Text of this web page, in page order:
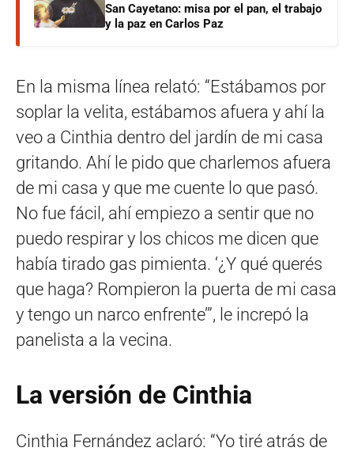
San Cayetano: misa por el pan, el trabajo
y la paz en Carlos Paz
En la misma línea relató: “Estábamos por
soplar la velita, estábamos afuera y ahí la
veo a Cinthia dentro del jardín de mi casa
gritando. Ahí le pido que charlemos afuera
de mi casa y que me cuente lo que pasó.
No fue fácil, ahí empiezo a sentir que no
puedo respirar y los chicos me dicen que
había tirado gas pimienta. ‘¿Y qué querés
que haga? Rompieron la puerta de mi casa
y tengo un narco enfrente’”, le increpó la
panelista a la vecina.
La versión de Cinthia
Cinthia Fernández aclaró: “Yo tiré atrás de